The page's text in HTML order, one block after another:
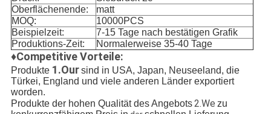
Oberflächenende:
matt
MOQ:
10000PCS
Beispielzeit:
7-15 Tage nach bestätigen Grafik
Produktions-Zeit:
Normalerweise 35-40 Tage
♦Competitive Vorteile:
Produkte 1.Oursind in USA, Japan, Neuseeland, die
Türkei, England und viele anderen Länder exportiert
worden.
Produkte der hohen Qualität des Angebots2.We zu